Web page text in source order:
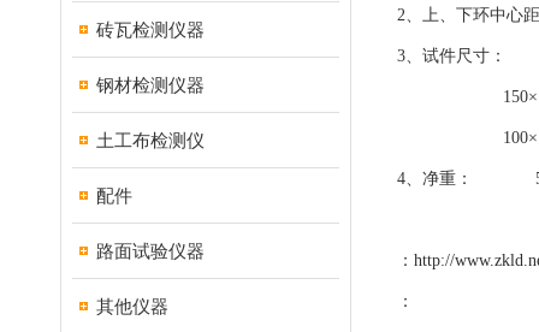
砖瓦检测仪器
钢材检测仪器
土工布检测仪
配件
路面试验仪器
其他仪器
2、上、下环中心
3、试件尺寸：
4、净重：
： http://
：